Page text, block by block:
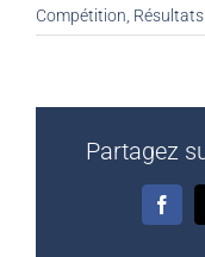
Compétition
Partagez